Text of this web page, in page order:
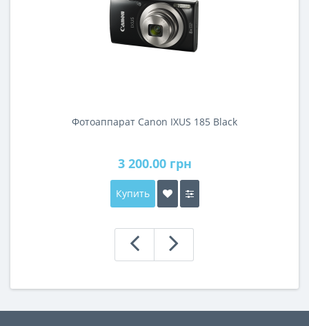
Фотоаппарат Canon IXUS 185 Black
3 200.00 грн
Купить